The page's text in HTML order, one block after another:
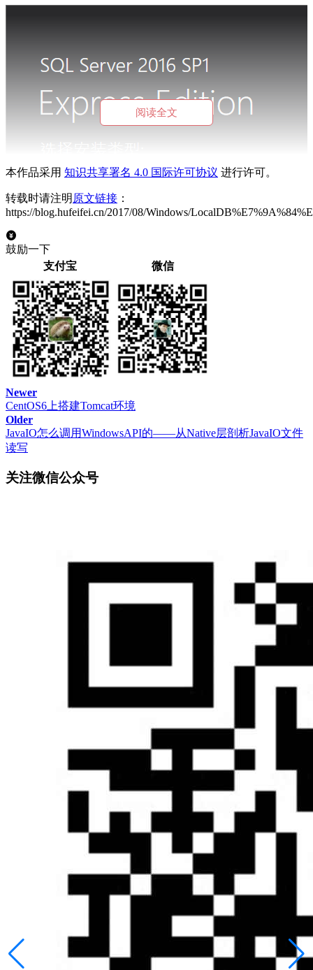
阅读全文
本作品采用 知识共享署名 4.0 国际许可协议 进行许可。
转载时请注明 原文链接 ：
https://blog.hufeifei.cn/2017/08/Windows/
鼓励一下
支付宝
微信
Newer
CentOS6上搭建Tomcat环境
Older
JavaIO怎么调用WindowsAPI的——从Native层剖析JavaIO文件
读写
关注微信公众号